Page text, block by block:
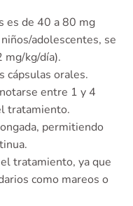
es de 40 a 80 mg
adolescentes, se
mg/kg/día).
cápsulas orales.
entre 1 y 4
tratamiento.
permitiendo
tratamiento, ya que
como mareos o